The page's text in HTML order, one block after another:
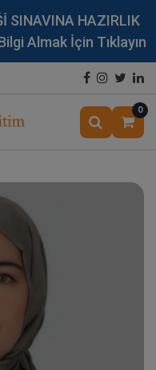
SINAVINA HAZIRLIK
Almak İçin Tıklayın
0